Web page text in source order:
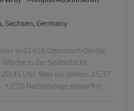
Germany
in 01458 Ottendorf-Okrilla
in der Spätschicht
Uhr. Was wir bieten. 15,37
25% Nachtzulage steuerfrei ...